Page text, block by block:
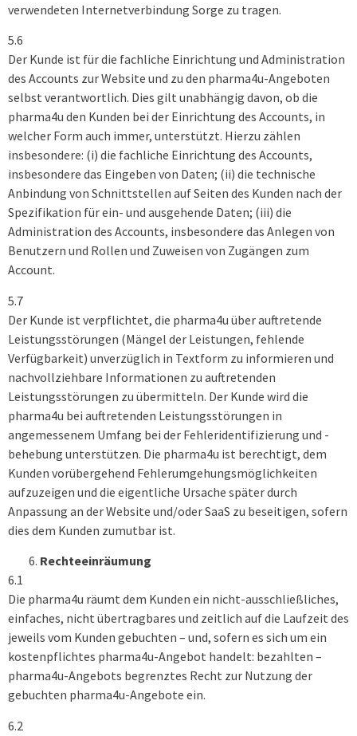
verwendeten Internetverbindung Sorge zu tragen.
5.6
Der Kunde ist für die fachliche Einrichtung und Administration
des Accounts zur Website und zu den pharma4u-Angeboten
selbst verantwortlich. Dies gilt unabhängig davon, ob die
pharma4u den Kunden bei der Einrichtung des Accounts, in
welcher Form auch immer, unterstützt. Hierzu zählen
insbesondere: (i) die fachliche Einrichtung des Accounts,
insbesondere das Eingeben von Daten; (ii) die technische
Anbindung von Schnittstellen auf Seiten des Kunden nach der
Spezifikation für ein- und ausgehende Daten; (iii) die
Administration des Accounts, insbesondere das Anlegen von
Benutzern und Rollen und Zuweisen von Zugängen zum
Account.
5.7
Der Kunde ist verpflichtet, die pharma4u über auftretende
Leistungsstörungen (Mängel der Leistungen, fehlende
Verfügbarkeit) unverzüglich in Textform zu informieren und
nachvollziehbare Informationen zu auftretenden
Leistungsstörungen zu übermitteln. Der Kunde wird die
pharma4u bei auftretenden Leistungsstörungen in
angemessenem Umfang bei der Fehleridentifizierung und -
behebung unterstützen. Die pharma4u ist berechtigt, dem
Kunden vorübergehend Fehlerumgehungsmöglichkeiten
aufzuzeigen und die eigentliche Ursache später durch
Anpassung an der Website und/oder SaaS zu beseitigen, sofern
dies dem Kunden zumutbar ist.
Rechteeinräumung
6.1
Die pharma4u räumt dem Kunden ein nicht-ausschließliches,
einfaches, nicht übertragbares und zeitlich auf die Laufzeit des
jeweils vom Kunden gebuchten – und, sofern es sich um ein
kostenpflichtes pharma4u-Angebot handelt: bezahlten –
pharma4u-Angebots begrenztes Recht zur Nutzung der
gebuchten pharma4u-Angebote ein.
6.2